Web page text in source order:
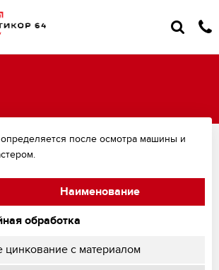
определяется после осмотра машины и
Наименование
обработка
цинкование с материалом